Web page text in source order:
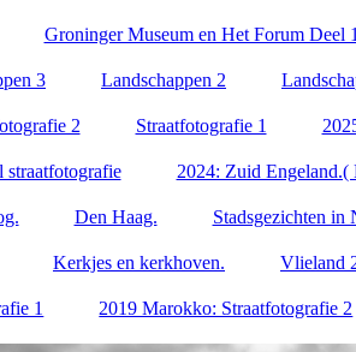
Groninger Museum en Het Forum Deel
3 Landschappen 2
2 Straatfotografie 1
straatfotografie 2024: Zuid
Den Haag. Stadsgezichten in
Kerkjes en kerkhoven. Vlieland
1 2019 Marokko: Straatfotografie 2